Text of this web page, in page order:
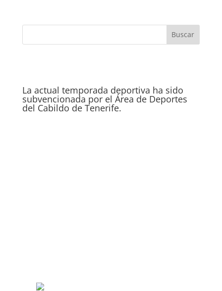
La actual temporada deportiva ha sido
subvencionada por el Área de Deportes
del Cabildo de Tenerife.